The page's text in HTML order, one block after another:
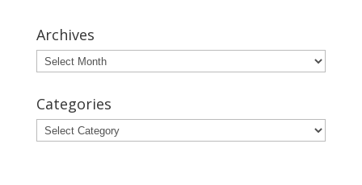
Archives
Archives
Categories
Categories